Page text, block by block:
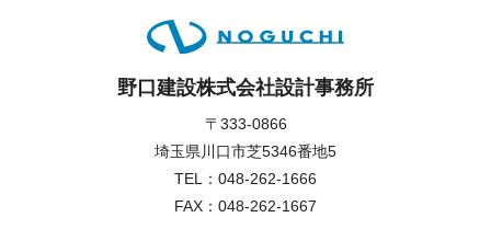
野口建設株式会社設計事務所
〒333-0866
埼玉県川口市芝5346番地5
TEL： 048-262-1666
FAX：048-262-1667